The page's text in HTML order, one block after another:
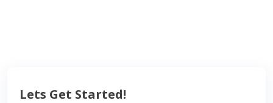
Lets Get Started!